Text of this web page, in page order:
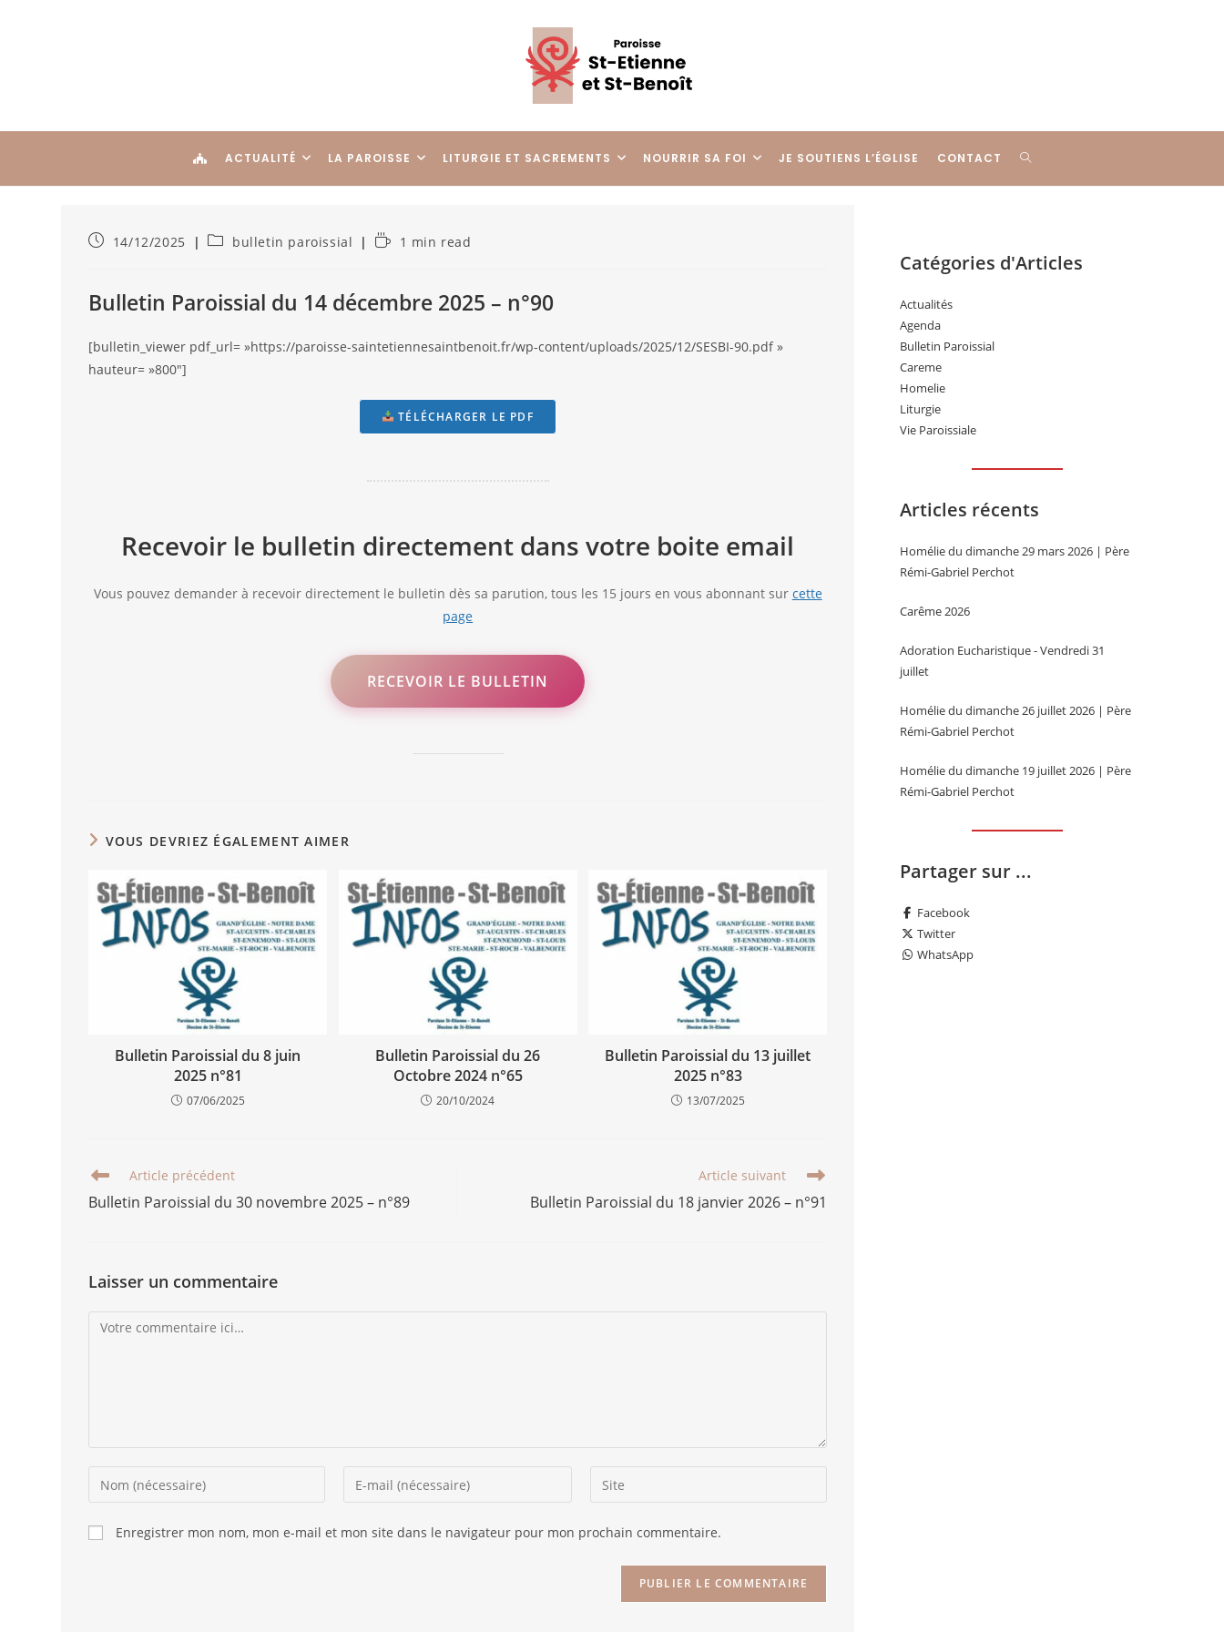
ACTUALITÉ LA PAROISSE LITURGIE ET SACREMENTS NOURRIR SA FOI JE SOUTIENS L’ÉGLISE CONTACT
14/12/2025 bulletin paroissial 1 min read
Bulletin Paroissial du 14 décembre 2025 – n°90
[bulletin_viewer pdf_url= »https://paroisse-saintetiennesaintbenoit.fr/wp-content/uploads/2025/12/SESBI-90.pdf »
hauteur= »800″]
TÉLÉCHARGER LE PDF
Recevoir le bulletin directement dans votre boite email
Vous pouvez demander à recevoir directement le bulletin dès sa parution, tous les 15 jours en vous abonnant sur cette
page
RECEVOIR LE BULLETIN
VOUS DEVRIEZ ÉGALEMENT AIMER
Bulletin Paroissial du 8 juin
2025 n°81
07/06/2025
Bulletin Paroissial du 26
Octobre 2024 n°65
20/10/2024
Bulletin Paroissial du 13 juillet
2025 n°83
13/07/2025
Article précédent
Bulletin Paroissial du 30 novembre 2025 – n°89
Article suivant
Bulletin Paroissial du 18 janvier 2026 – n°91
Laisser un commentaire
Enregistrer mon nom, mon e-mail et mon site dans le navigateur pour mon prochain commentaire.
Catégories d'Articles
Actualités
Agenda
Bulletin Paroissial
Careme
Homelie
Liturgie
Vie Paroissiale
Articles récents
Homélie du dimanche 29 mars 2026 | Père
Rémi-Gabriel Perchot
Carême 2026
Adoration Eucharistique - Vendredi 31
juillet
Homélie du dimanche 26 juillet 2026 | Père
Rémi-Gabriel Perchot
Homélie du dimanche 19 juillet 2026 | Père
Rémi-Gabriel Perchot
Partager sur ...
Facebook
Twitter
WhatsApp